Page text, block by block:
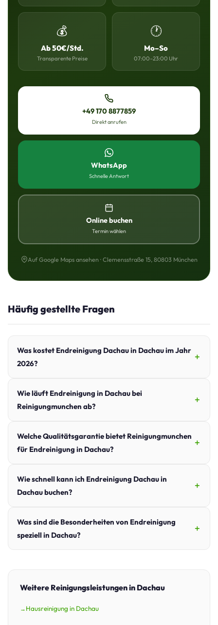
💰
Ab 50€/Std.
Transparente Preise
🕐
Mo–So
07:00–23:00 Uhr
+49 170 8877859
Direkt anrufen
WhatsApp
Schnelle Antwort
Online buchen
Termin wählen
Auf Google Maps ansehen · Clemensstraße 15, 80803 München
Häufig gestellte Fragen
Was kostet Endreinigung Dachau in Dachau im Jahr
2026?
Wie läuft Endreinigung in Dachau bei
Reinigungmunchen ab?
Welche Qualitätsgarantie bietet Reinigungmunchen
für Endreinigung in Dachau?
Wie schnell kann ich Endreinigung Dachau in
Dachau buchen?
Was sind die Besonderheiten von Endreinigung
speziell in Dachau?
Weitere Reinigungsleistungen in Dachau
Hausreinigung in Dachau